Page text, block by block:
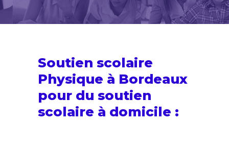
Soutien scolaire
Physique à Bordeaux
pour du soutien
scolaire à domicile :